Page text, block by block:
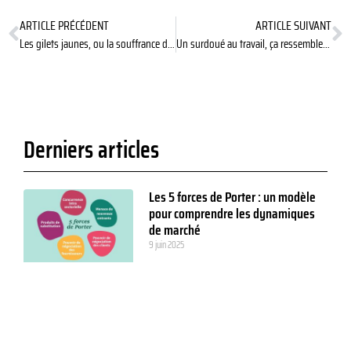
ARTICLE PRÉCÉDENT
Les gilets jaunes, ou la souffrance de la perte
ARTICLE SUIVANT
Un surdoué au travail, ça ressemble à quoi ?
Derniers articles
Les 5 forces de Porter : un modèle
pour comprendre les dynamiques
de marché
9 juin 2025